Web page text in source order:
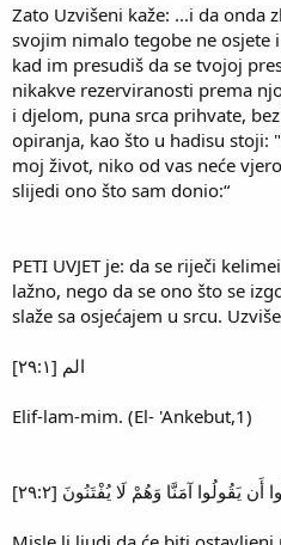
Zato Uzvišeni kaže: ...i da onda
svojim nimalo tegobe ne osjete
kad im presudiš da se tvojoj
nikakve rezerviranosti prema
i djelom, puna srca prihvate,
opiranja, kao što u hadisu stoji:
moj život, niko od vas neće
slijedi ono što sam donio:“
PETI UVJET je: da se riječi
lažno, nego da se ono što se
slaže sa osjećajem u srcu.
الم [٢٩:١]
Elif-lam-mim. (El- 'Ankebut,1)
يَقُولُوا آمَنَّا وَهُمْ لَا يُفْتَنُونَ [٢٩:٢]